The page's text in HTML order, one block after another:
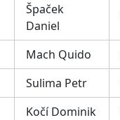
Špaček
Daniel
Mach Quido
Sulima Petr
Kočí Dominik